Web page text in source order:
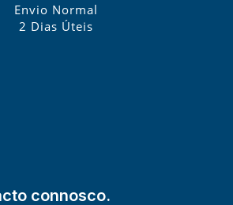
Envio Normal
2 Dias Úteis
connosco.